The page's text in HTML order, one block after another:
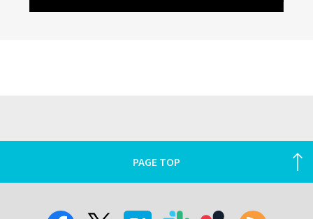
PAGE TOP